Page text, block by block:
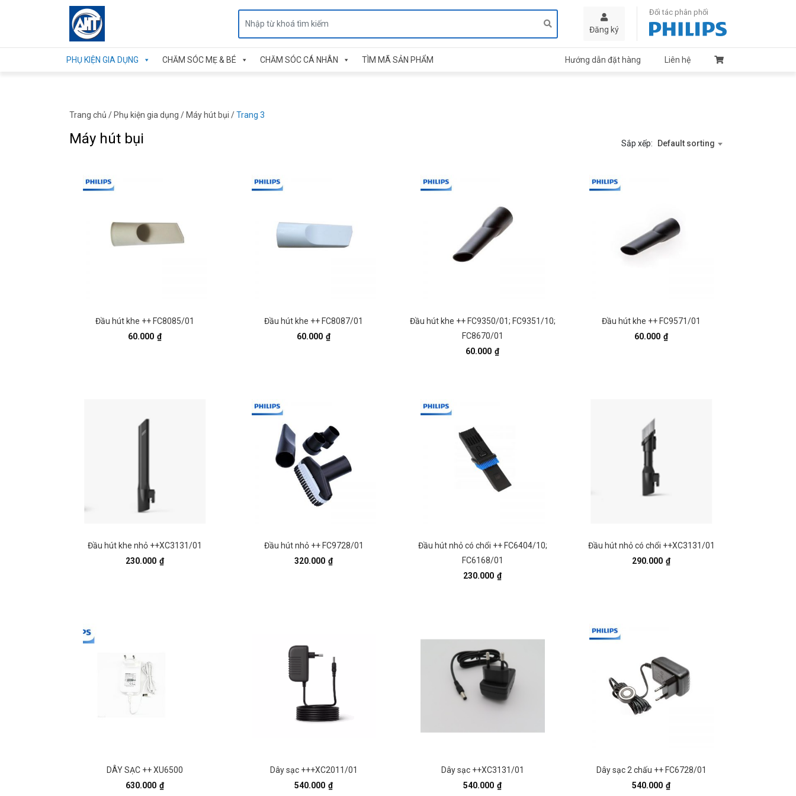
Đăng ký
Đối tác phân phối
PHỤ KIỆN GIA DỤNG CHĂM SÓC MẸ & BÉ CHĂM SÓC CÁ NHÂN TÌM MÃ SẢN PHẨM Hướng dẫn đặt hàng Liên hệ
Trang chủ / Phụ kiện gia dụng / Máy hút bụi /Trang 3
Máy hút bụi Sắp xếp: Default sorting
Đầu hút khe ++ FC8085/01
60.000 ₫
Đầu hút khe ++ FC8087/01
60.000 ₫
Đầu hút khe ++ FC9350/01; FC9351/10;
FC8670/01
60.000 ₫
Đầu hút khe ++ FC9571/01
60.000 ₫
Đầu hút khe nhỏ ++XC3131/01
230.000 ₫
Đầu hút nhỏ ++ FC9728/01
320.000 ₫
Đầu hút nhỏ có chổi ++ FC6404/10;
FC6168/01
230.000 ₫
Đầu hút nhỏ có chổi ++XC3131/01
290.000 ₫
DÂY SẠC ++ XU6500
630.000 ₫
Dây sạc +++XC2011/01
540.000 ₫
Dây sạc ++XC3131/01
540.000 ₫
Dây sạc 2 chấu ++ FC6728/01
540.000 ₫